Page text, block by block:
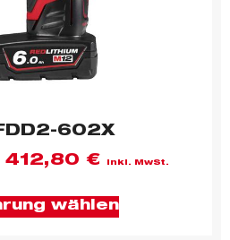
602X
412,80 € inkl. MwSt.
wählen